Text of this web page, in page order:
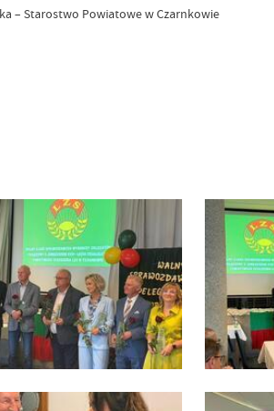
– Starostwo Powiatowe w Czarnkowie